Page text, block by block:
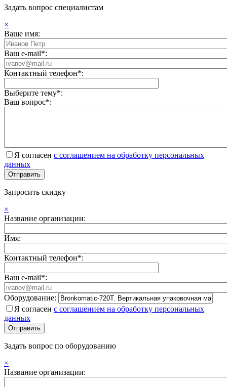
Задать вопрос специалистам
×
Ваше имя:
Ваш e-mail*:
Контактный телефон*:
Выберите тему*:
Ваш вопрос*:
Я согласен с соглашением на обработку персональных
данных
Запросить скидку
×
Название организации:
Имя:
Контактный телефон*:
Ваш e-mail*:
Оборудование:
Я согласен с соглашением на обработку персональных
данных
Задать вопрос по оборудованию
×
Название организации: